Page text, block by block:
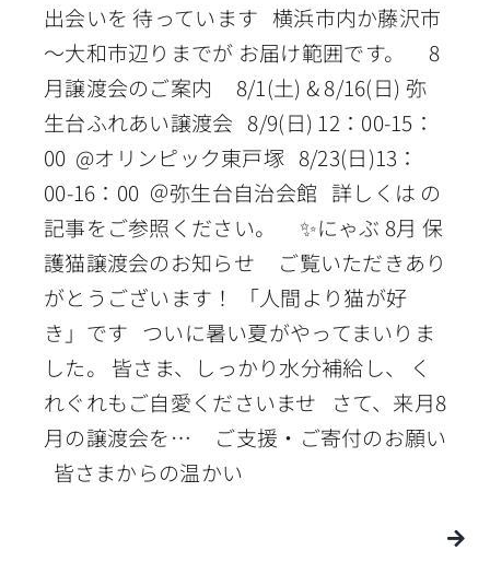
出会いを 待っています 横浜市内か藤沢市
～大和市辺りまでが お届け範囲です。 8
月譲渡会のご案内 8/1(土) & 8/16(日) 弥
生台ふれあい譲渡会 8/9(日) 12：00-15：
00 @オリンピック東戸塚 8/23(日)13：
00-16：00 ＠弥生台自治会館 詳しくは の
記事をご参照ください。 ✨にゃぶ 8月 保
護猫譲渡会のお知らせ ご覧いただきあり
がとうございます！ 「人間より猫が好
き」です ついに暑い夏がやってまいりま
した。 皆さま、しっかり水分補給し、 く
れぐれもご自愛くださいませ さて、来月8
月の譲渡会を… ご支援・ご寄付のお願い
皆さまからの温かい